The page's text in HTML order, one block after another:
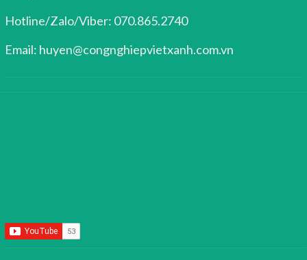
Hotline/Zalo/Viber: 070.865.2740
Email: huyen@congnghiepvietxanh.com.vn